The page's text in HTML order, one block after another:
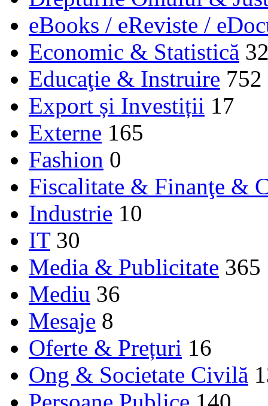
eBooks / eReviste /
Economic & Statistică
Educaţie & Instruire 752
Export și Investiții 17
Externe 165
Fashion 0
Fiscalitate & Finanţe &
Industrie 10
IT 30
Media & Publicitate 365
Mediu 36
Mesaje 8
Oferte & Prețuri 16
Ong & Societate Civilă